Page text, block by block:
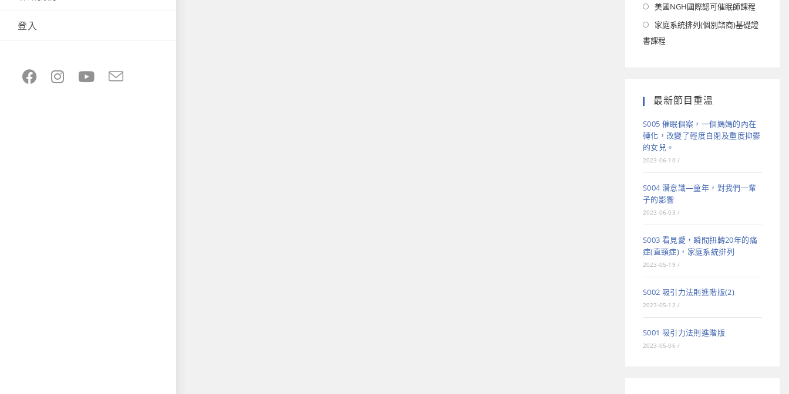
登入
美國NGH國際認可催眠師課程
家庭系統排列(個別諮商)基礎證
書課程
最新節目重溫
S005 催眠個案，一個媽媽的內在
轉化，改變了輕度自閉及重度抑鬱
的女兒。
2023-06-10 /
S004 潛意識—童年，對我們一輩
子的影響
2023-06-03 /
S003 看見愛，瞬間扭轉20年的痛
症(直頸症)，家庭系統排列
2023-05-19 /
S002 吸引力法則進階版(2)
2023-05-12 /
S001 吸引力法則進階版
2023-05-06 /